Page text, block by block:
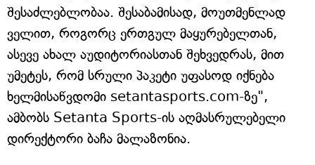
შესაძლებლობაა. შესაბამისად, მოუთმენლად
ველით, როგორც ერთგულ მაყურებელთან,
ასევე ახალ აუდიტორიასთან შეხვედრას, მით
უმეტეს, რომ სრული პაკეტი უფასოდ იქნება
ხელმისაწვდომი setantasports.com-ზე",
ამბობს Setanta Sports-ის აღმასრულებელი
დირექტორი ბაჩა მალაზონია.